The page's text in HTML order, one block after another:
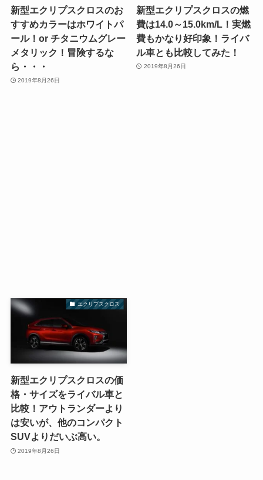
新型エクリプスクロスのお
すすめカラーはホワイトパ
ール！or チタニウムグレー
メタリック！冒険するな
ら・・・
2019年8月26日
新型エクリプスクロスの燃
費は14.0～15.0km/L！実燃
費もかなり好印象！ライバ
ル車とも比較してみた！
2019年8月26日
エクリプスクロス
新型エクリプスクロスの価
格・サイズをライバル車と
比較！アウトランダーより
は安いが、他のコンパクト
SUVよりだいぶ高い。
2019年8月26日